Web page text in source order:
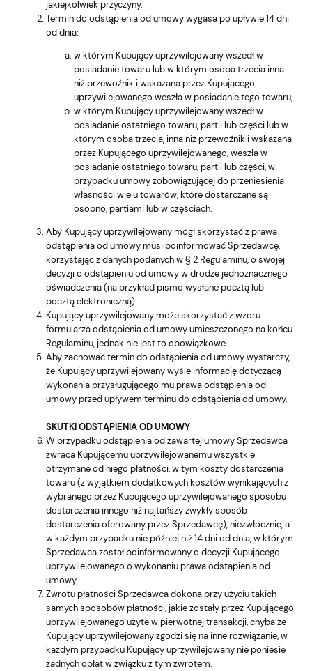
jakiejkolwiek przyczyny.
Termin do odstąpienia od umowy wygasa po upływie 14 dni
od dnia:
w którym Kupujący uprzywilejowany wszedł w
posiadanie towaru lub w którym osoba trzecia inna
niż przewoźnik i wskazana przez Kupującego
uprzywilejowanego weszła w posiadanie tego towaru;
w którym Kupujący uprzywilejowany wszedł w
posiadanie ostatniego towaru, partii lub części lub w
którym osoba trzecia, inna niż przewoźnik i wskazana
przez Kupującego uprzywilejowanego, weszła w
posiadanie ostatniego towaru, partii lub części, w
przypadku umowy zobowiązującej do przeniesienia
własności wielu towarów, które dostarczane są
osobno, partiami lub w częściach.
Aby Kupujący uprzywilejowany mógł skorzystać z prawa
odstąpienia od umowy musi poinformować Sprzedawcę,
korzystając z danych podanych w § 2 Regulaminu, o swojej
decyzji o odstąpieniu od umowy w drodze jednoznacznego
oświadczenia (na przykład pismo wysłane pocztą lub
pocztą elektroniczną).
Kupujący uprzywilejowany może skorzystać z wzoru
formularza odstąpienia od umowy umieszczonego na końcu
Regulaminu, jednak nie jest to obowiązkowe.
Aby zachować termin do odstąpienia od umowy wystarczy,
że Kupujący uprzywilejowany wyśle informację dotyczącą
wykonania przysługującego mu prawa odstąpienia od
umowy przed upływem terminu do odstąpienia od umowy.
SKUTKI ODSTĄPIENIA OD UMOWY
W przypadku odstąpienia od zawartej umowy Sprzedawca
zwraca Kupującemu uprzywilejowanemu wszystkie
otrzymane od niego płatności, w tym koszty dostarczenia
towaru (z wyjątkiem dodatkowych kosztów wynikających z
wybranego przez Kupującego uprzywilejowanego sposobu
dostarczenia innego niż najtańszy zwykły sposób
dostarczenia oferowany przez Sprzedawcę), niezwłocznie, a
w każdym przypadku nie później niż 14 dni od dnia, w którym
Sprzedawca został poinformowany o decyzji Kupującego
uprzywilejowanego o wykonaniu prawa odstąpienia od
umowy.
Zwrotu płatności Sprzedawca dokona przy użyciu takich
samych sposobów płatności, jakie zostały przez Kupującego
uprzywilejowanego użyte w pierwotnej transakcji, chyba że
Kupujący uprzywilejowany zgodzi się na inne rozwiązanie, w
każdym przypadku Kupujący uprzywilejowany nie poniesie
żadnych opłat w związku z tym zwrotem.